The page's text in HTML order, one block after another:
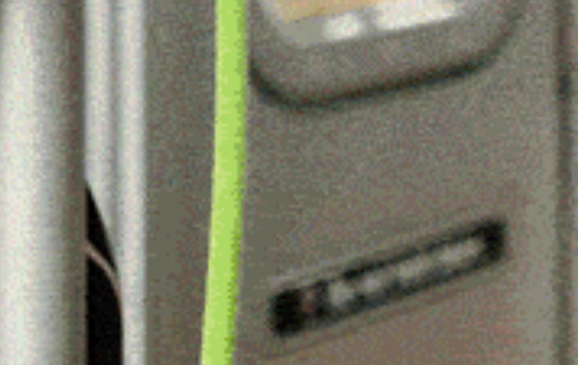
ARTICOLI RECENTI
Storico gemellaggio tra le due Ardara: l’Europa
unisce Sardegna e Irlanda contro lo
spopolamento
8 Agosto 2026